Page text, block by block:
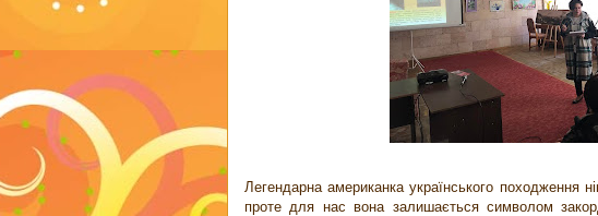
Легендарна американка українського походження
проте для нас вона залишається символом